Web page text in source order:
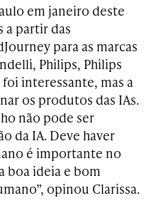
em janeiro deste
a partir das
para as marcas
Philips, Philips
interessante, mas a
os produtos das IAs.
não pode ser
da IA. Deve haver
é importante no
boa ideia e bom
opinou Clarissa.